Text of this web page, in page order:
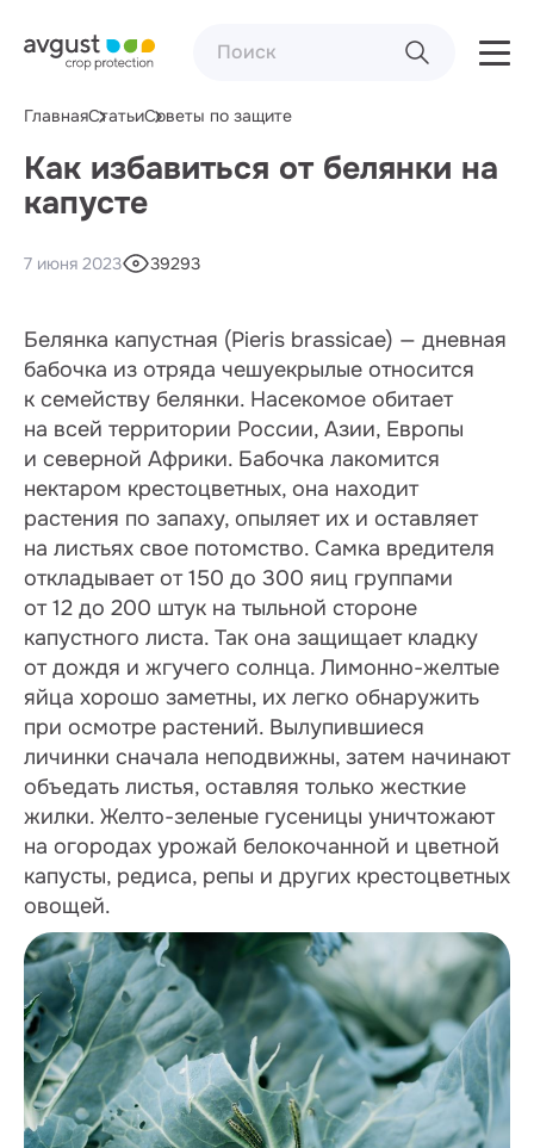
ГлавнаяСтатьиСоветы по защите
Как избавиться от белянки на
капусте
7 июня 2023 39293
Белянка капустная (Pieris brassicae) — дневная
бабочка из отряда чешуекрылые относится
к семейству белянки. Насекомое обитает
на всей территории России, Азии, Европы
и северной Африки. Бабочка лакомится
нектаром крестоцветных, она находит
растения по запаху, опыляет их и оставляет
на листьях свое потомство. Самка вредителя
откладывает от 150 до 300 яиц группами
от 12 до 200 штук на тыльной стороне
капустного листа. Так она защищает кладку
от дождя и жгучего солнца. Лимонно-желтые
яйца хорошо заметны, их легко обнаружить
при осмотре растений. Вылупившиеся
личинки сначала неподвижны, затем начинают
объедать листья, оставляя только жесткие
жилки. Желто-зеленые гусеницы уничтожают
на огородах урожай белокочанной и цветной
капусты, редиса, репы и других крестоцветных
овощей.